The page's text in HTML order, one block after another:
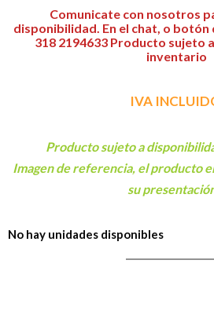
Comunicate con nosotros
disponibilidad. En el chat, o botón
318 2194633 Producto sujeto
inventario
IVA
Producto sujeto a
Imagen de referencia, el producto
su
No hay unidades disponibles